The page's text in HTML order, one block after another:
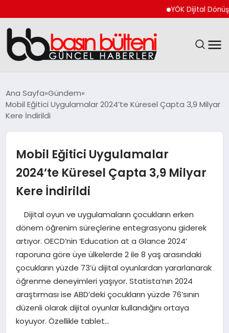
YÖK Dijital Dönüşüm
GÜNCEL
SAĞLIK
SPOR
TEKNOLOJI
YAŞAM
GÜNDEM
Ana Sayfa Gündem
Mobil Eğitici Uygulamalar 2024’te Küresel Çapta 3,9 Milyar
Kere İndirildi
Mobil Eğitici Uygulamalar
2024’te Küresel Çapta 3,9 Milyar
Kere İndirildi
Dijital oyun ve uygulamaların çocukların erken
dönem öğrenim süreçlerine entegrasyonu giderek
artıyor. OECD’nin ‘Education at a Glance 2024’
raporuna göre üye ülkelerde 2 ile 8 yaş arasındaki
çocukların yüzde 73’ü dijital oyunlardan yararlanarak
öğrenme deneyimleri yaşıyor. Statista’nın 2024
araştırması ise ABD’deki çocukların yüzde 76’sının
düzenli olarak dijital oyunlar kullandığını ortaya
koyuyor. Özellikle tablet…